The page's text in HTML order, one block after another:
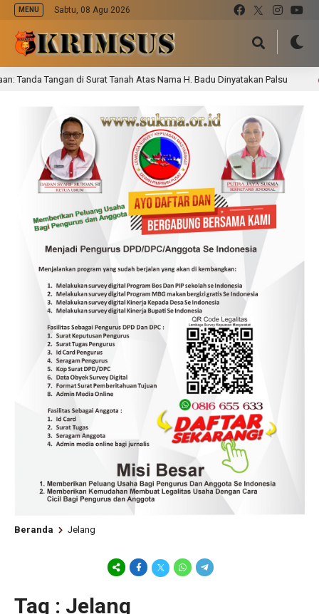
MENU Sabtu, 08 Agu 2026
Tangan di Surat Tanah Atas Nama H. Badu Dinyatakan Palsu 4
Beranda Jelang
Tag : Jelang